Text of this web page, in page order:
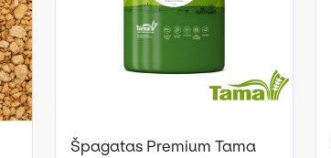
Špagatas Premium Tama